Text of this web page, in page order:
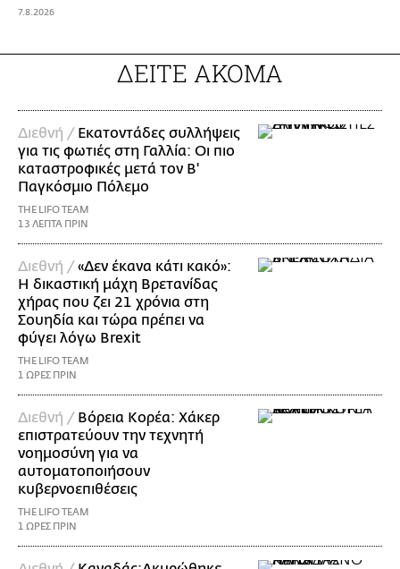
7.8.2026
ΔΕΙΤΕ ΑΚΟΜΑ
Διεθνή / Εκατοντάδες συλλήψεις
για τις φωτιές στη Γαλλία: Οι πιο
καταστροφικές μετά τον Β'
Παγκόσμιο Πόλεμο
THE LIFO TEAM
13 ΛΕΠΤΑ ΠΡΙΝ
Διεθνή /«Δεν έκανα κάτι κακό»:
Η δικαστική μάχη Βρετανίδας
χήρας που ζει 21 χρόνια στη
Σουηδία και τώρα πρέπει να
φύγει λόγω Brexit
THE LIFO TEAM
1 ΩΡΕΣ ΠΡΙΝ
Διεθνή / Βόρεια Κορέα: Χάκερ
επιστρατεύουν την τεχνητή
νοημοσύνη για να
αυτοματοποιήσουν
κυβερνοεπιθέσεις
THE LIFO TEAM
1 ΩΡΕΣ ΠΡΙΝ